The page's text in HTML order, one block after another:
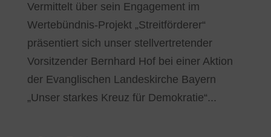
Vermittelt über sein Engagement im
Wertebündnis-Projekt „Streitförderer“
präsentiert sich unser stellvertretender
Vorsitzender Bernhard Hof bei einer Aktion
der Evanglischen Landeskirche Bayern
„Unser starkes Kreuz für Demokratie“...